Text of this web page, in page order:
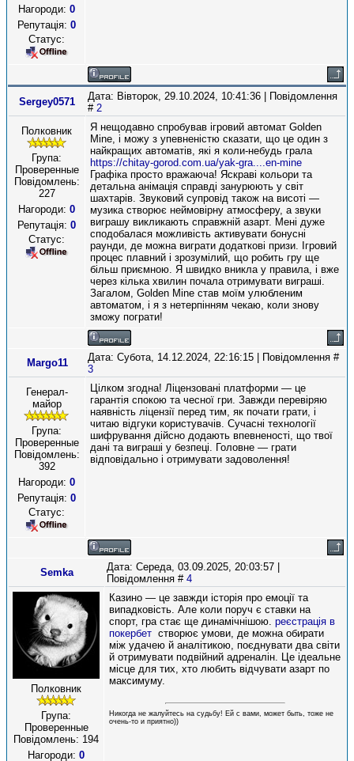
Нагороди: 0
Репутація: 0
Статус:
Sergey0571
Дата: Вівторок, 29.10.2024, 10:41:36 | Повідомлення
# 2
Полковник
Група:
Проверенные
Повідомлень:
227
Нагороди: 0
Репутація: 0
Статус:
Я нещодавно спробував ігровий автомат Golden
Mine, і можу з упевненістю сказати, що це один з
найкращих автоматів, які я коли-небудь грала
https://chitay-gorod.com.ua/yak-gra....en-mine
Графіка просто вражаюча! Яскраві кольори та
детальна анімація справді занурюють у світ
шахтарів. Звуковий супровід також на висоті —
музика створює неймовірну атмосферу, а звуки
виграшу викликають справжній азарт. Мені дуже
сподобалася можливість активувати бонусні
раунди, де можна виграти додаткові призи. Ігровий
процес плавний і зрозумілий, що робить гру ще
більш приємною. Я швидко вникла у правила, і вже
через кілька хвилин почала отримувати виграші.
Загалом, Golden Mine став моїм улюбленим
автоматом, і я з нетерпінням чекаю, коли знову
зможу пограти!
Margo11
Дата: Субота, 14.12.2024, 22:16:15 | Повідомлення #
3
Генерал-
майор
Група:
Проверенные
Повідомлень:
392
Нагороди: 0
Репутація: 0
Статус:
Цілком згодна! Ліцензовані платформи — це
гарантія спокою та чесної гри. Завжди перевіряю
наявність ліцензії перед тим, як почати грати, і
читаю відгуки користувачів. Сучасні технології
шифрування дійсно додають впевненості, що твої
дані та виграші у безпеці. Головне — грати
відповідально і отримувати задоволення!
Semka
Дата: Середа, 03.09.2025, 20:03:57 |
Повідомлення # 4
Полковник
Група:
Проверенные
Повідомлень: 194
Нагороди: 0
Казино — це завжди історія про емоції та
випадковість. Але коли поруч є ставки на
спорт, гра стає ще динамічнішою. реєстрація в
покербет створює умови, де можна обирати
між удачею й аналітикою, поєднувати два світи
й отримувати подвійний адреналін. Це ідеальне
місце для тих, хто любить відчувати азарт по
максимуму.
Никогда не жалуйтесь на судьбу! Ей с вами, может быть, тоже не
очень-то и приятно))